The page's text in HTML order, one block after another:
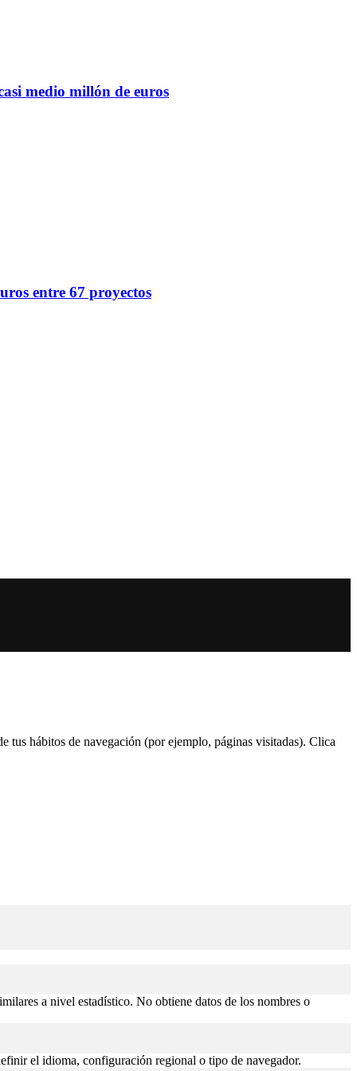
medio millón de euros
entre 67 proyectos
tus hábitos de navegación (por ejemplo, páginas visitadas). Clica
a nivel estadístico. No obtiene datos de los nombres o
el idioma, configuración regional o tipo de navegador.